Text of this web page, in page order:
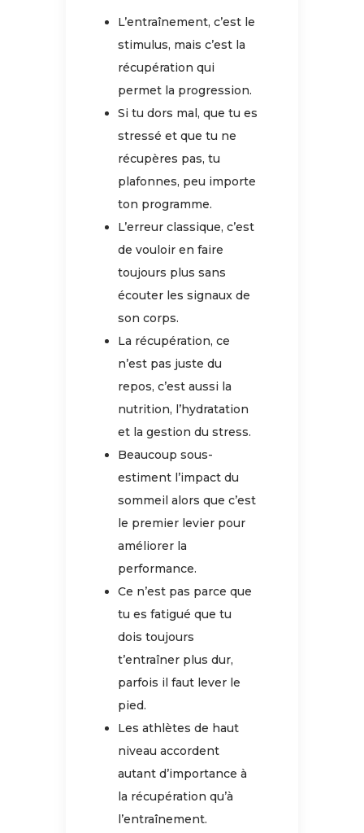
L’entraînement, c’est le
stimulus, mais c’est la
récupération qui
permet la progression.
Si tu dors mal, que tu es
stressé et que tu ne
récupères pas, tu
plafonnes, peu importe
ton programme.
L’erreur classique, c’est
de vouloir en faire
toujours plus sans
écouter les signaux de
son corps.
La récupération, ce
n’est pas juste du
repos, c’est aussi la
nutrition, l’hydratation
et la gestion du stress.
Beaucoup sous-
estiment l’impact du
sommeil alors que c’est
le premier levier pour
améliorer la
performance.
Ce n’est pas parce que
tu es fatigué que tu
dois toujours
t’entraîner plus dur,
parfois il faut lever le
pied.
Les athlètes de haut
niveau accordent
autant d’importance à
la récupération qu’à
l’entraînement.